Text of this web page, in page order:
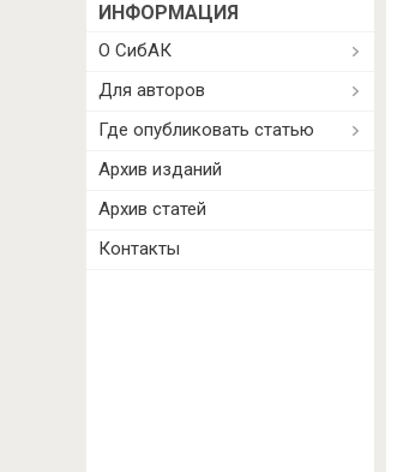
ИНФОРМАЦИЯ
О СибАК
Для авторов
Где опубликовать статью
Архив изданий
Архив статей
Контакты